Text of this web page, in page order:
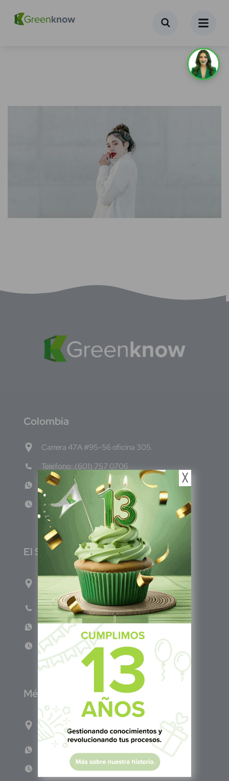
Colombia
Carrera 47A #95-56 oficina 305.
Teléfono: (601) 757 0706
WhatsApp: +57 317 465 1554
Lun - Vie 8:00am - 5:00pm
El Salvador
1ro Cll Pte, y 61 Av Nte, #3206, Local 9, San
Salvador Centro
Teléfono: +503 6986 1402
WhatsApp: +503 7687 3923
Lun - Vie 8:00am - 5:00pm
México
Calle Pitágoras 234, Col. Narvarte Poniente,
Alcaldía Benito Juárez, C.P. 03020, CDMX
WhatsApp: +52 33 140 76342
Lun - Vie 8:00 am - 5:00 pm
╳